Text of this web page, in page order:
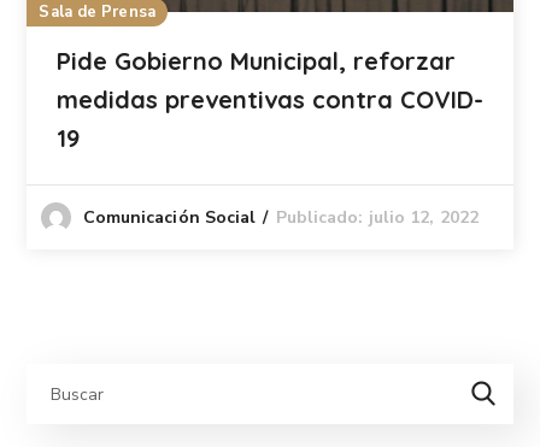
Sala de Prensa
Pide Gobierno Municipal, reforzar
medidas preventivas contra COVID-
19
Comunicación Social Publicado: julio 12, 2022